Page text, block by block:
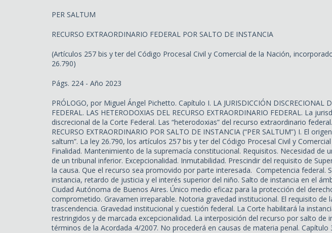
PER SALTUM
RECURSO EXTRAORDINARIO FEDERAL POR SALTO DE INSTANCIA
(Artículos 257 bis y ter del Código Procesal Civil y Comercial de la Nación,
26.790)
Págs. 224 - Año 2023
PRÓLOGO, por Miguel Ángel Pichetto. Capítulo I. LA JURISDICCIÓN DISCRECIONAL
FEDERAL. LAS HETERODOXIAS DEL RECURSO EXTRAORDINARIO FEDERAL. La
discrecional de la Corte Federal. Las “heterodoxias” del recurso extraordinario
RECURSO EXTRAORDINARIO POR SALTO DE INSTANCIA (“PER SALTUM”) I. El
saltum”. La ley 26.790, los artículos 257 bis y ter del Código Procesal Civil y
Finalidad. Mantenimiento de la supremacía constitucional. Requisitos. Necesidad de
de un tribunal inferior. Excepcionalidad. Inmutabilidad. Prescindir del requisito de
la causa. Que el recurso sea promovido por parte interesada. Competencia federal.
instancia, retardo de justicia y el interés superior del niño. Salto de instancia en el
Ciudad Autónoma de Buenos Aires. Único medio eficaz para la protección del
comprometido. Gravamen irreparable. Notoria gravedad institucional. El requisito de
trascendencia. Gravedad institucional y cuestión federal. La Corte habilitará la
restringidos y de marcada excepcionalidad. La interposición del recurso por salto de
términos de la Acordada 4/2007. No procederá en causas de materia penal. Capítulo